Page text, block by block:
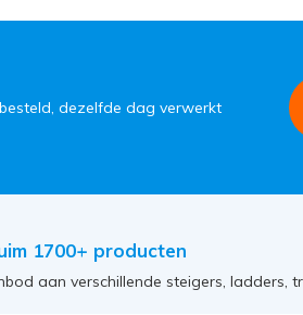
besteld, dezelfde dag verwerkt
1700+ producten
aan verschillende steigers, ladders,